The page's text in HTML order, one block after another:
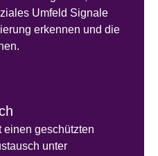
Umfeld Signale
erkennen und die
einen geschützten
unter